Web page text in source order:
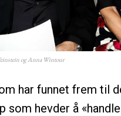
og Anna Wintour
har funnet frem til
hevder å